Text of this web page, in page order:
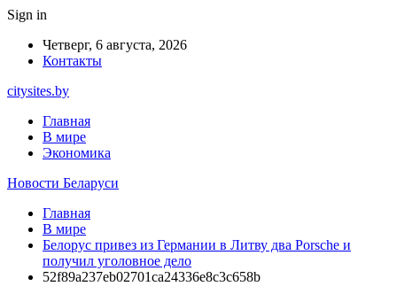
Sign in
Четверг, 6 августа, 2026
Контакты
citysites.by
Главная
В мире
Экономика
Новости Беларуси
Главная
В мире
Белорус привез из Германии в Литву два Porsche и
получил уголовное дело
52f89a237eb02701ca24336e8c3c658b